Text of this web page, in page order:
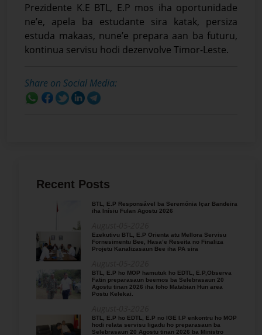
Prezidente K.E BTL, E.P mos iha oportunidade
ne’e, apela ba estudante sira katak, persiza
estuda makaas, nune’e prepara aan ba futuru,
kontinua servisu hodi dezenvolve Timor-Leste.
Share on Social Media:
Recent Posts
BTL, E.P Responsável ba Seremónia Içar Bandeira
iha Inísiu Fulan Agostu 2026
Ezekutivu BTL, E.P Orienta atu Mellora Servisu
Fornesimentu Bee, Hasa’e Reseita no Finaliza
Projetu Kanalizasaun Bee iha PA sira
BTL, E.P ho MOP hamutuk ho EDTL, E.P,Observa
Fatin preparasaun beemos ba Selebrasaun 20
Agostu tinan 2026 iha foho Matabian Hun area
Postu Kelekai.
BTL, E.P ho EDTL, E.P no IGE I.P enkontru ho MOP
hodi relata servisu ligadu ho preparasaun ba
Selebrasaun 20 Agostu tinan 2026 ba Ministro